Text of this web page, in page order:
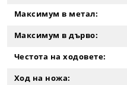
Максимум в метал:
Максимум в дърво:
Честота на ходовете:
Ход на ножа: